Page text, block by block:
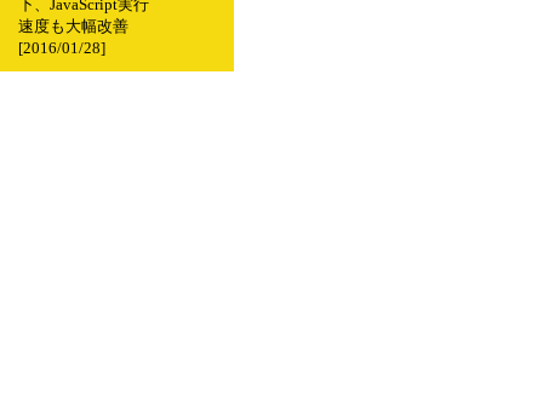
下、JavaScript実行
速度も大幅改善
[2016/01/28]